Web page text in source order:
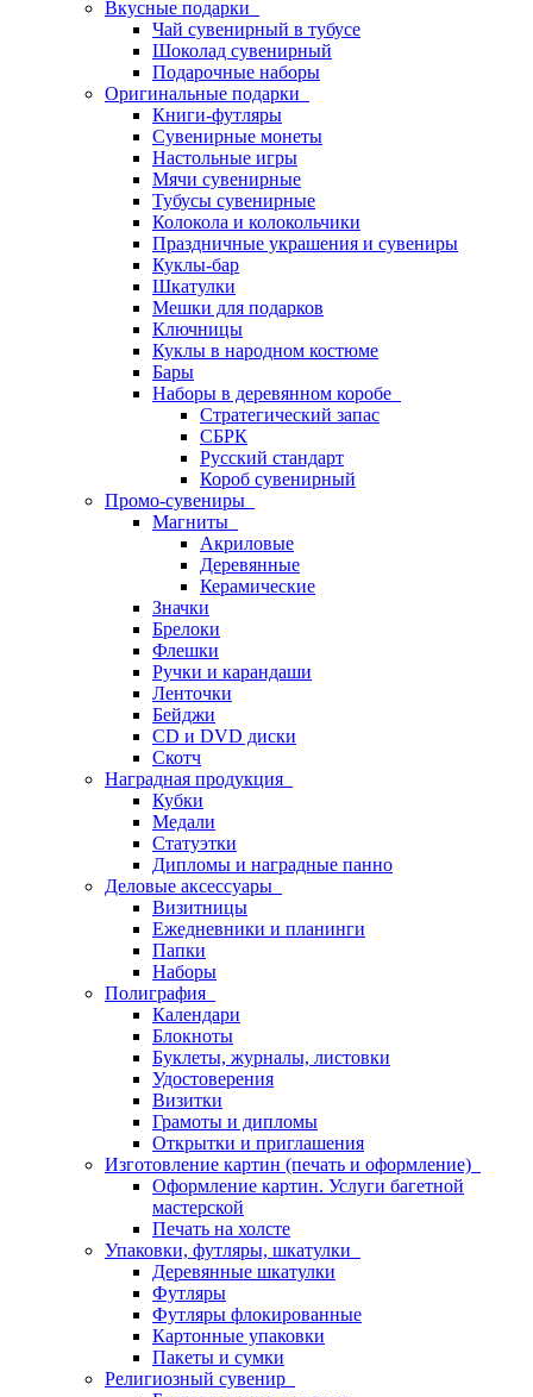
Вкусные подарки
Чай сувенирный в тубусе
Шоколад сувенирный
Подарочные наборы
Оригинальные подарки
Книги-футляры
Сувенирные монеты
Настольные игры
Мячи сувенирные
Тубусы сувенирные
Колокола и колокольчики
Праздничные украшения и сувениры
Куклы-бар
Шкатулки
Мешки для подарков
Ключницы
Куклы в народном костюме
Бары
Наборы в деревянном коробе
Стратегический запас
СБРК
Русский стандарт
Короб сувенирный
Промо-сувениры
Магниты
Акриловые
Деревянные
Керамические
Значки
Брелоки
Флешки
Ручки и карандаши
Ленточки
Бейджи
CD и DVD диски
Скотч
Наградная продукция
Кубки
Медали
Статуэтки
Дипломы и наградные панно
Деловые аксессуары
Визитницы
Ежедневники и планинги
Папки
Наборы
Полиграфия
Календари
Блокноты
Буклеты, журналы, листовки
Удостоверения
Визитки
Грамоты и дипломы
Открытки и приглашения
Изготовление картин (печать и оформление)
Оформление картин. Услуги багетной
мастерской
Печать на холсте
Упаковки, футляры, шкатулки
Деревянные шкатулки
Футляры
Футляры флокированные
Картонные упаковки
Пакеты и сумки
Религиозный сувенир